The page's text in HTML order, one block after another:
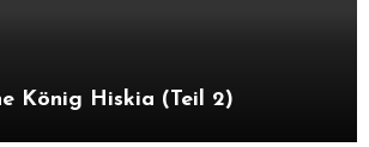
König Hiskia (Teil 2)